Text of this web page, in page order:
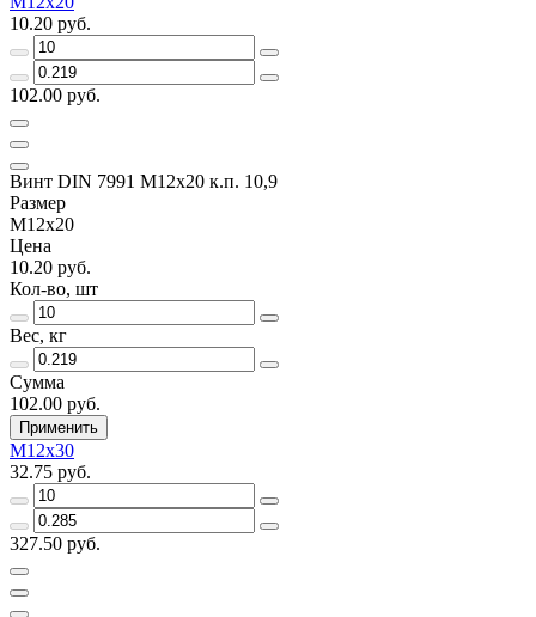
10.20 руб.
102.00 руб.
Винт DIN 7991 M12х20 к.п. 10,9
Размер
M12x20
Цена
10.20 руб.
Кол-во, шт
Вес, кг
Сумма
102.00 руб.
Применить
M12x30
32.75 руб.
327.50 руб.